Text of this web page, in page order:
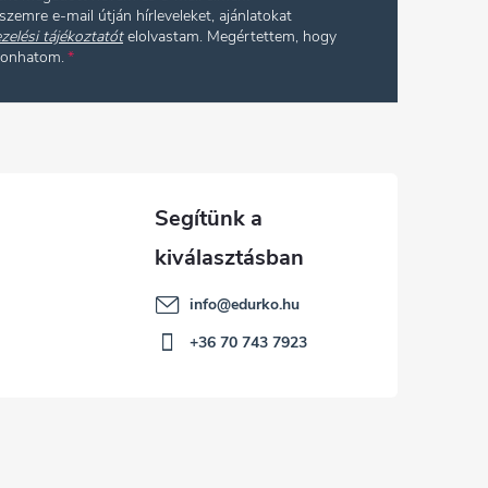
e-mail útján hírleveleket, ajánlatokat
tájékoztatót elolvastam. Megértettem, hogy
info@edurko.hu
+36 70 743 7923